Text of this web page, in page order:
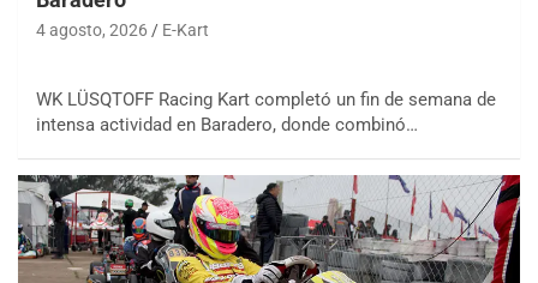
4 agosto, 2026 E-Kart
WK LÜSQTOFF Racing Kart completó un fin de semana de
intensa actividad en Baradero, donde combinó…